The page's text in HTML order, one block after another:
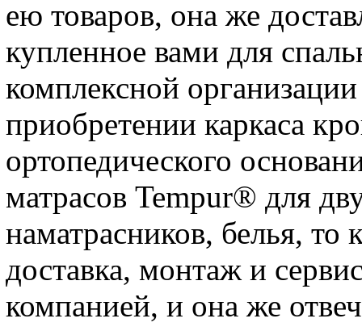
ею товаров, она же
купленное вами для
комплексной
приобретении каркаса
ортопедического
матрасов Tempur® для
наматрасников, белья,
доставка, монтаж и
компанией, и она же